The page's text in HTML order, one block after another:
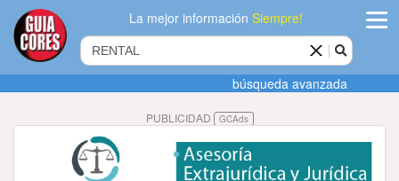
La mejor informaciónSiempre!
Agregar
empresa
búsqueda avanzada
PUBLICIDAD GCAds